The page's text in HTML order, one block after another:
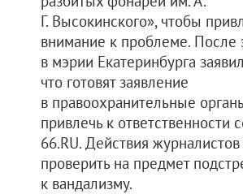
Г. Высокинского», чтобы
внимание к проблеме. После
в мэрии Екатеринбурга
что готовят заявление
в правоохранительные
привлечь к ответственности
66.RU. Действия
проверить на предмет
к вандализму.